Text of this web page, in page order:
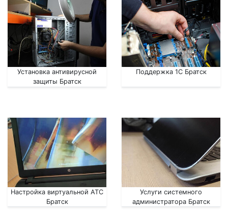
Установка антивирусной
защиты Братск
Поддержка 1С Братск
Настройка виртуальной АТС
Братск
Услуги системного
администратора Братск